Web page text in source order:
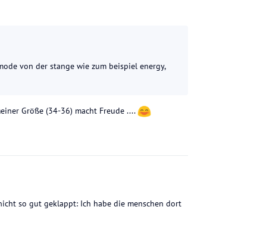
von der stange wie zum beispiel energy,
Größe (34-36) macht Freude ....
so gut geklappt: Ich habe die menschen dort